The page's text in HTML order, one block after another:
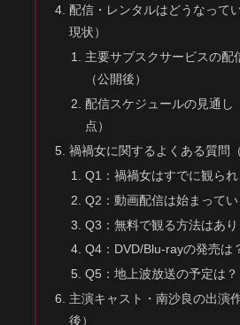
配信・レンタルはどうなって
現状）
主要サブスクサービスの配
（公開後）
配信スケジュールの見通し
点）
禍禍女に関するよくある質問
Q1：禍禍女はすでに観られ
Q2：動画配信は始まってい
Q3：無料で観る方法はあり
Q4：DVD/Blu-rayの発売は
Q5：地上波放送の予定は？
主演キャスト・南沙良の出演
後）